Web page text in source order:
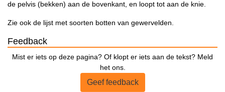
de pelvis (bekken) aan de bovenkant, en loopt tot aan de knie.
Zie ook de lijst met soorten botten van gewervelden.
Feedback
Mist er iets op deze pagina? Of klopt er iets aan de tekst? Meld
het ons.
Geef feedback